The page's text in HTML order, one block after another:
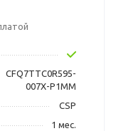
CFQ7TTC0R595-
007X-P1MM
CSP
1 мес.